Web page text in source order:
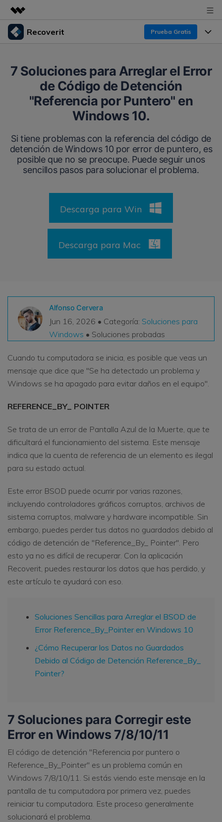
Productos destacados
Utilidades
Empresas
Soluciones
Quiénes somos
Tienda
Recoverit Prueba Gratis
Recoverit para Windows
Líder en recuperación para Windows
Recupera datos ilimitados del sistema Mac
Pruébalo Gratis
Pruébalo Gratis
Repairit - Reparar Datos
UBackit - Respaldar Datos
Funciones
Recuperar de Unidades
Recuperar Medios Borrados
Soluciones de Recuperación Exclusivas Nuevo
Escenarios de Pérdida de Datos
Por qué Recoverit
Experto en Recuperación de Datos
Historias de Clientes
search
7 Soluciones para Arreglar el Error
de Código de Detención
"Referencia por Puntero" en
Windows 10.
Si tiene problemas con la referencia del código de
detención de Windows 10 por error de puntero, es
posible que no se preocupe. Puede seguir unos
sencillos pasos para solucionar el problema.
Descarga para Win
Descarga para Mac
Alfonso Cervera
Jun 16, 2026 • Categoría: Soluciones para
Windows • Soluciones probadas
Cuando tu computadora se inicia, es posible que veas un
mensaje que dice que "Se ha detectado un problema y
Windows se ha apagado para evitar daños en el equipo".
REFERENCE_BY_ POINTER
Se trata de un error de Pantalla Azul de la Muerte, que te
dificultará el funcionamiento del sistema. Este mensaje
indica que la cuenta de referencia de un elemento es ilegal
para su estado actual.
Este error BSOD puede ocurrir por varias razones,
incluyendo controladores gráficos corruptos, archivos de
sistema corruptos, malware y hardware incompatible. Sin
embargo, puedes perder tus datos no guardados debido al
código de detención de "Reference_By_ Pointer". Pero
esto ya no es difícil de recuperar. Con la aplicación
Recoverit, puedes restaurar los datos que has perdido, y
este artículo te ayudará con eso.
Soluciones Sencillas para Arreglar el BSOD de
Error Reference_By_Pointer en Windows 10
¿Cómo Recuperar los Datos no Guardados
Debido al Código de Detención Reference_By_
Pointer?
7 Soluciones para Corregir este
Error en Windows 7/8/10/11
El código de detención "Referencia por puntero o
Reference_By_Pointer" es un problema común en
Windows 7/8/10/11. Si estás viendo este mensaje en la
pantalla de tu computadora por primera vez, puedes
reiniciar tu computadora. Este proceso generalmente
solucionará el problema.